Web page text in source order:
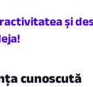
și
cunoscută